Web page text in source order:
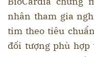
nhân tham gia
tim theo tiêu
đối tượng phù